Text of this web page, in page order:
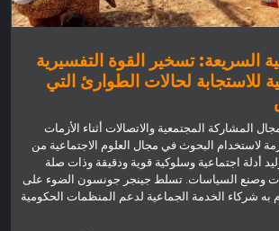
السريعة: تسخير القوة التفسيرية
للاستجابة لحالات الطوارئ التي
المشاركة المجتمعية والاتصالات أثناء الأزمات
لاستخدام البحوث في مجال العلوم الاجتماعية من
أدلة اجتماعية وسلوكية قوية ودقيقة وذات صلة
وصنع السياسات. تسلط جينجر جونسون الضوء على
به شركاء الخدمة الجماعية لدعم المنظمات الحكومية